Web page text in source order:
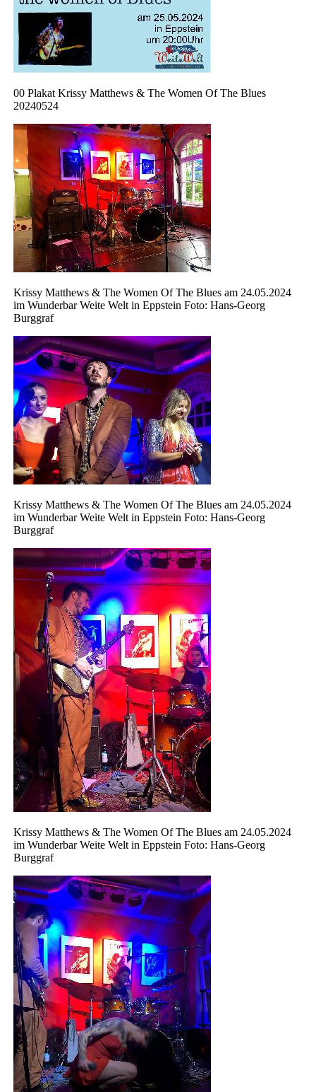
00 Plakat Krissy Matthews & The Women Of The Blues
20240524
Krissy Matthews & The Women Of The Blues am 24.05.2024
im Wunderbar Weite Welt in Eppstein Foto: Hans-Georg
Burggraf
Krissy Matthews & The Women Of The Blues am 24.05.2024
im Wunderbar Weite Welt in Eppstein Foto: Hans-Georg
Burggraf
Krissy Matthews & The Women Of The Blues am 24.05.2024
im Wunderbar Weite Welt in Eppstein Foto: Hans-Georg
Burggraf